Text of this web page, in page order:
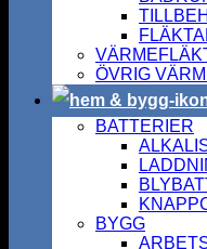
ÖVRIG
BATTERIER
BYGG